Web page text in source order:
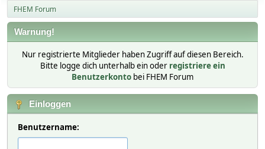
FHEM Forum
Warnung!
Nur registrierte Mitglieder haben Zugriff auf diesen Bereich.
Bitte logge dich unterhalb ein oder registriere ein
Benutzerkonto bei FHEM Forum
Einloggen
Benutzername: